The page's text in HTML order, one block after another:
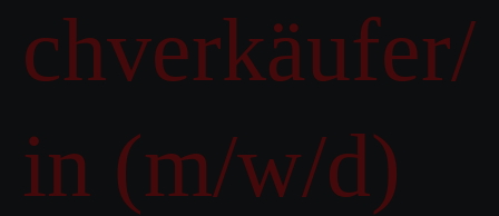
chverkäufer/
in (m/w/d)